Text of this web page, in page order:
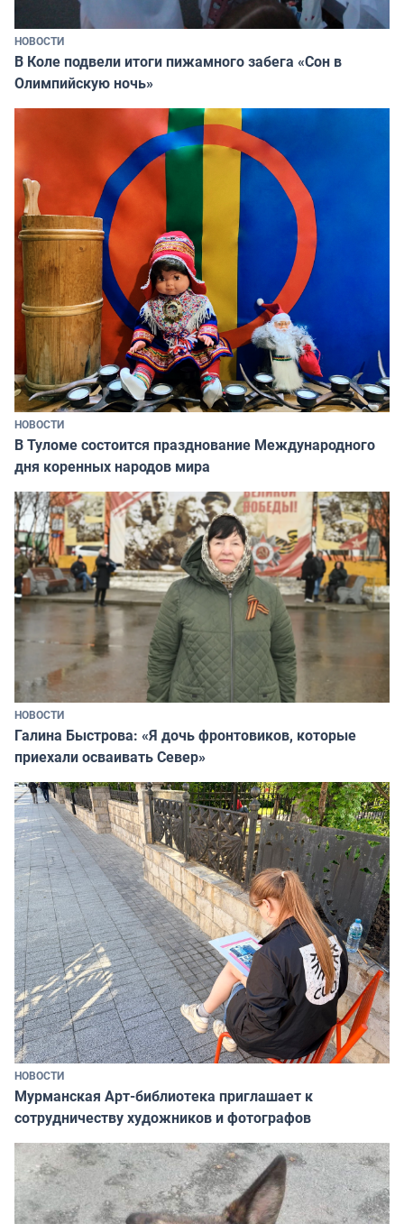
НОВОСТИ
В Коле подвели итоги пижамного забега «Сон в
Олимпийскую ночь»
НОВОСТИ
В Туломе состоится празднование Международного
дня коренных народов мира
НОВОСТИ
Галина Быстрова: «Я дочь фронтовиков, которые
приехали осваивать Север»
НОВОСТИ
Мурманская Арт-библиотека приглашает к
сотрудничеству художников и фотографов